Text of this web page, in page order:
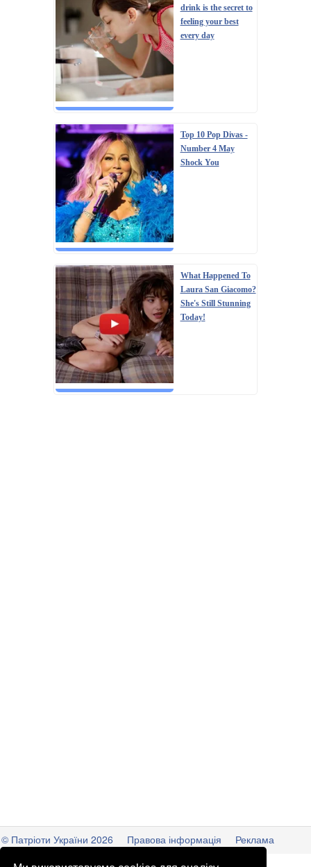
drink is the secret to
feeling your best
every day
Top 10 Pop Divas -
Number 4 May
Shock You
What Happened To
Laura San Giacomo?
She's Still Stunning
Today!
© Патріоти України 2026 Правова інформація
Реклама
info@patrioty.org.ua